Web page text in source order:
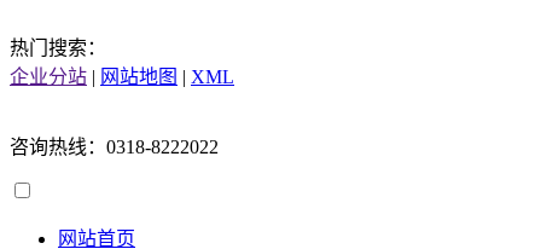
热门搜索：
企业分站 | 网站地图 | XML
咨询热线：0318-8222022
网站首页